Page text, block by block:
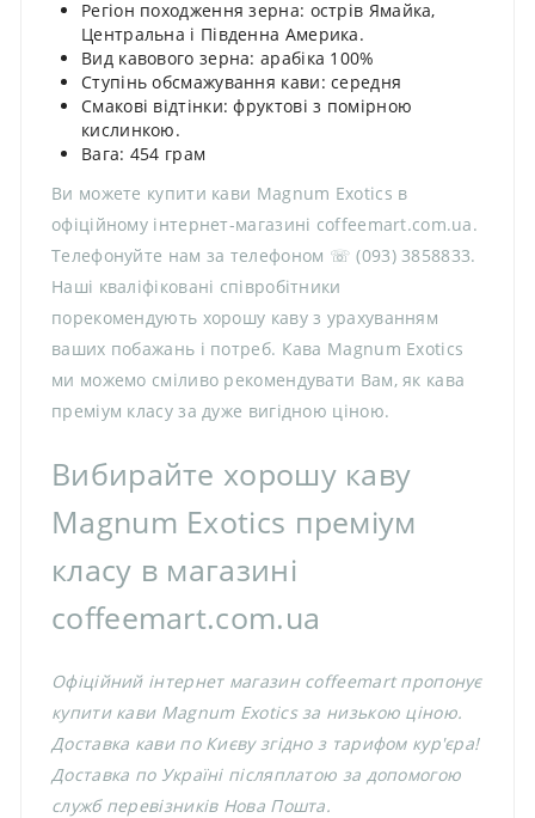
Регіон походження зерна: острів Ямайка,
Центральна і Південна Америка.
Вид кавового зерна: арабіка 100%
Ступінь обсмажування кави: середня
Смакові відтінки: фруктові з помірною
кислинкою.
Вага: 454 грам
Ви можете купити кави Magnum Exotics в
офіційному інтернет-магазині coffeemart.com.ua.
Телефонуйте нам за телефоном ☏ (093) 3858833.
Наші кваліфіковані співробітники
порекомендують хорошу каву з урахуванням
ваших побажань і потреб. Кава Magnum Exotics
ми можемо сміливо рекомендувати Вам, як кава
преміум класу за дуже вигідною ціною.
Вибирайте хорошу каву
Magnum Exotics преміум
класу в магазині
coffeemart.com.ua
Офіційний інтернет магазин coffeemart пропонує
купити кави Magnum Exotics за низькою ціною.
Доставка кави по Києву згідно з тарифом кур'єра!
Доставка по Україні післяплатою за допомогою
служб перевізників Нова Пошта.